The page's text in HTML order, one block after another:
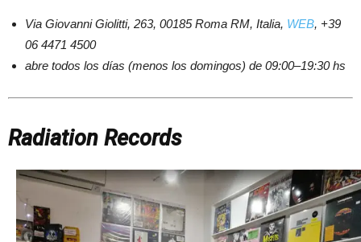
Via Giovanni Giolitti, 263, 00185 Roma RM, Italia, WEB, +39
06 4471 4500
abre todos los días (menos los domingos) de 09:00–19:30 hs
Radiation Records